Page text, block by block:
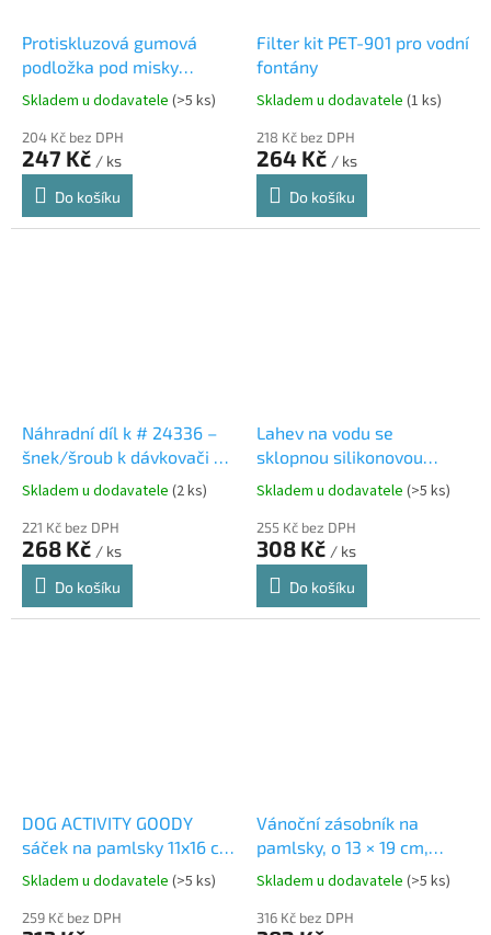
Protiskluzová gumová
podložka pod misky
45x25cm
Skladem u dodavatele (>5 ks)
204 Kč bez DPH
247 Kč / ks
Do košíku
Filter kit PET-901 pro vodní
fontány
Skladem u dodavatele (1 ks)
218 Kč bez DPH
264 Kč / ks
Do košíku
Náhradní díl k # 24336 –
šnek/šroub k dávkovači na
krmivo
Skladem u dodavatele (2 ks)
221 Kč bez DPH
268 Kč / ks
Do košíku
Lahev na vodu se
sklopnou silikonovou
miskou, 0.55 l,
Skladem u dodavatele (>5 ks)
255 Kč bez DPH
308 Kč / ks
Do košíku
DOG ACTIVITY GOODY
sáček na pamlsky 11x16 cm
mix barev
Skladem u dodavatele (>5 ks)
259 Kč bez DPH
Vánoční zásobník na
pamlsky, o 13 × 19 cm,
keramika/dřevo, bílá
Skladem u dodavatele (>5 ks)
316 Kč bez DPH